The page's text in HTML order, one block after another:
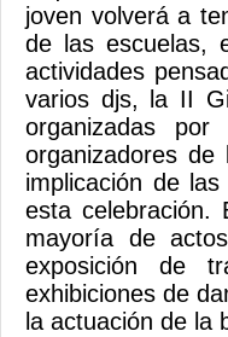
joven volverá a
de las escuelas,
actividades
varios djs, la II
organizadas
organizadores
implicación de
esta
mayoría de
exposición de
exhibiciones de
la actuación de la